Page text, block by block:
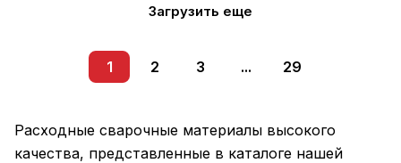
Загрузить еще
1 2 3 ... 29
Расходные сварочные материалы высокого
качества, представленные в каталоге нашей